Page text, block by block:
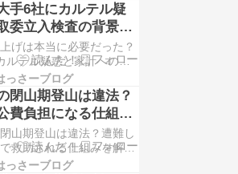
手6社にカルテル疑
委立入検査の背景と
影響を解説
げは本当に必要だった？
ルテル疑惑と家計への影
イスが値上がりしている
公取委が大手6社に立ち
「最近アイスが高くなっ
感じている人は多いの
しょうか。2026年6月16
引委員会（公取委）がア
販売大…
っさーブログ
閉山期登山は違法？
費負担になる仕組み
・許可制の最新議論
】
山期登山は違法？遭難し
救助される仕組みを解説
新】 富士山 / 登山安全 /
っさーブログ